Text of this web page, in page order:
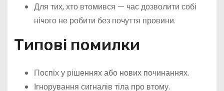
Для тих, хто втомився — час дозволити собі
нічого не робити без почуття провини.
Типові помилки
Поспіх у рішеннях або нових починаннях.
Ігнорування сигналів тіла про втому.